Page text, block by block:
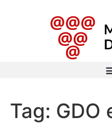
Tag: GDO